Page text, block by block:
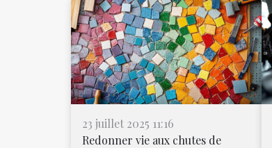
23 juillet 2025 11:16
Redonner vie aux chutes de